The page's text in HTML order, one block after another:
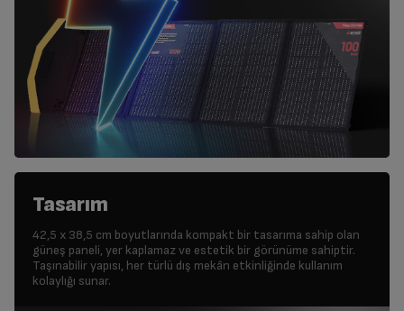
Tasarım
42,5 x 38,5 cm boyutlarında kompakt bir tasarıma sahip olan
güneş paneli, yer kaplamaz ve estetik bir görünüme sahiptir.
Taşınabilir yapısı, her türlü dış mekân etkinliğinde kullanım
kolaylığı sunar.